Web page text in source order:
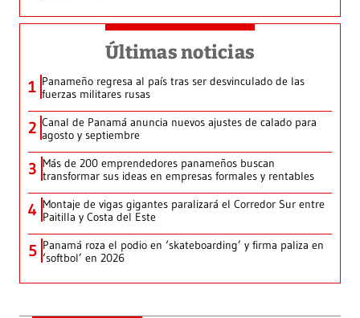
Últimas noticias
1 Panameño regresa al país tras ser desvinculado de las
fuerzas militares rusas
2 Canal de Panamá anuncia nuevos ajustes de calado para
agosto y septiembre
3 Más de 200 emprendedores panameños buscan
transformar sus ideas en empresas formales y rentables
4 Montaje de vigas gigantes paralizará el Corredor Sur entre
Paitilla y Costa del Este
5 Panamá roza el podio en ‘skateboarding’ y firma paliza en
‘softbol’ en 2026